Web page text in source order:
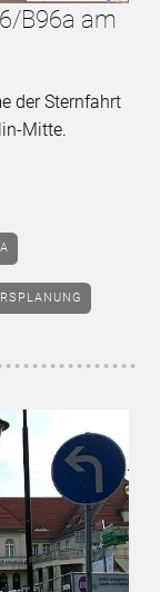
B96a am
der Sternfahrt
Mitte.